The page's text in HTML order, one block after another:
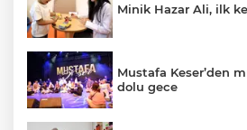
Minik Hazar Ali, ilk
Mustafa Keser’den
dolu gece